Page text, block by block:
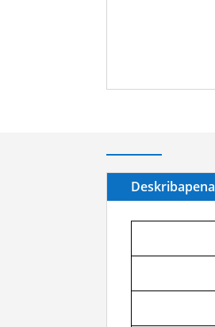
Deskribapena